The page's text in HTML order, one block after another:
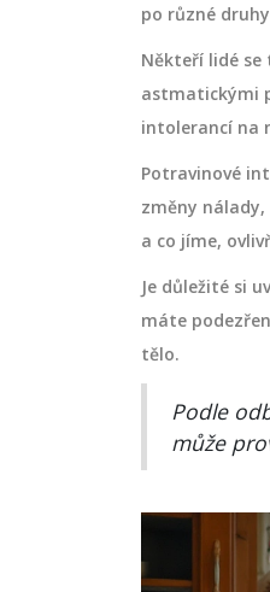
po různé
Někteří lidé
astmatickými
intolerancí na
Potravinové
změny
a co jíme,
Je důležité si
máte
tělo.
Podle
může